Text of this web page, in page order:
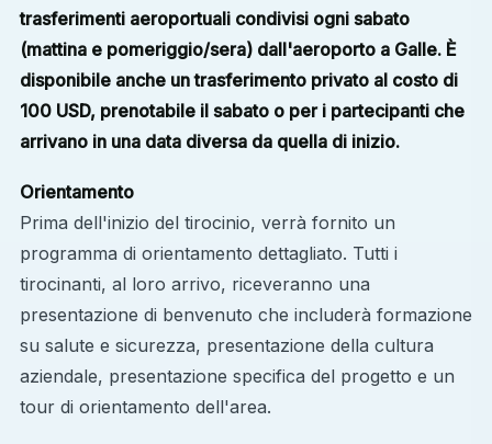
trasferimenti aeroportuali condivisi ogni sabato
(mattina e pomeriggio/sera) dall'aeroporto a Galle. È
disponibile anche un trasferimento privato al costo di
100 USD, prenotabile il sabato o per i partecipanti che
arrivano in una data diversa da quella di inizio.
Orientamento
Prima dell'inizio del tirocinio, verrà fornito un
programma di orientamento dettagliato. Tutti i
tirocinanti, al loro arrivo, riceveranno una
presentazione di benvenuto che includerà formazione
su salute e sicurezza, presentazione della cultura
aziendale, presentazione specifica del progetto e un
tour di orientamento dell'area.